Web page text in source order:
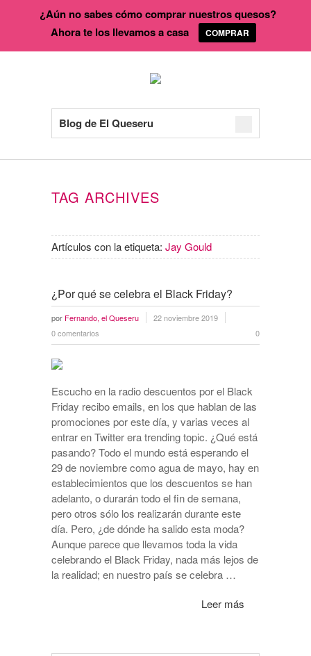
Blog de El Queseru
TAG ARCHIVES
Artículos con la etiqueta: Jay Gould
¿Por qué se celebra el Black Friday?
por Fernando, el Queseru
22 noviembre 2019
0 comentarios
0
Escucho en la radio descuentos por el Black
Friday recibo emails, en los que hablan de las
promociones por este día, y varias veces al
entrar en Twitter era trending topic. ¿Qué está
pasando? Todo el mundo está esperando el
29 de noviembre como agua de mayo, hay en
establecimientos que los descuentos se han
adelanto, o durarán todo el fin de semana,
pero otros sólo los realizarán durante este
día. Pero, ¿de dónde ha salido esta moda?
Aunque parece que llevamos toda la vida
celebrando el Black Friday, nada más lejos de
la realidad; en nuestro país se celebra …
Leer más
¿Aún no sabes cómo comprar nuestros quesos?
Ahora te los llevamos a casa
COMPRAR